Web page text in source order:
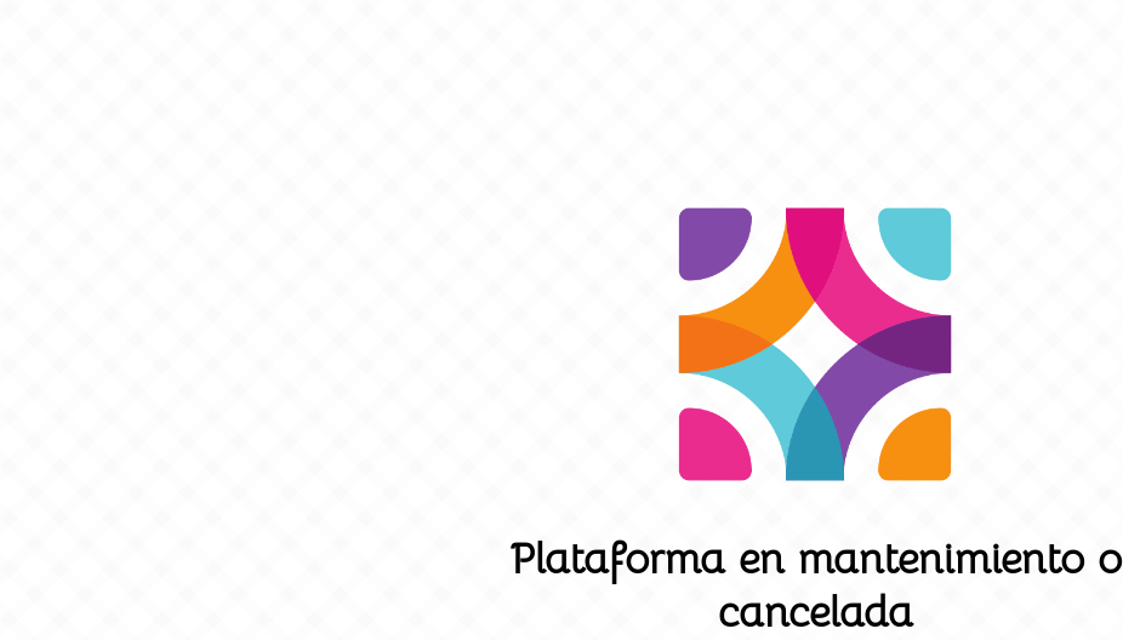
Plataforma en mantenimiento o
cancelada